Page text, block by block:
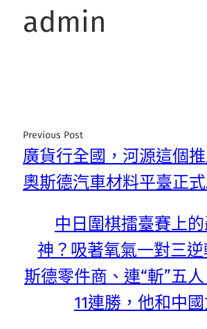
admin
Previous Post
廣貨行全國，河源這個推
奧斯德汽車材料平臺正
中日圍棋擂臺賽上
神？吸著氧氣一對三逆
斯德零件商、連“斬”五
11連勝，他和中